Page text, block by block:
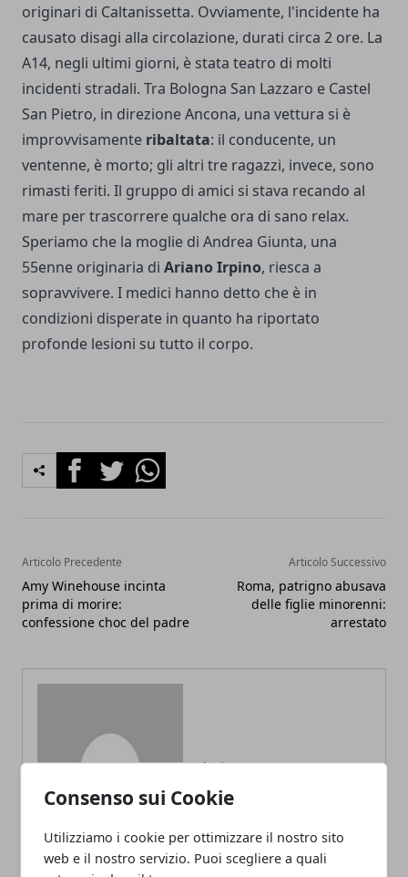
Consenso sui Cookie
Utilizziamo i cookie per ottimizzare il nostro sito
web e il nostro servizio. Puoi scegliere a quali
originari di Caltanissetta. Ovviamente, l'incidente ha
causato disagi alla circolazione, durati circa 2 ore. La
A14, negli ultimi giorni, è stata teatro di molti
incidenti stradali. Tra Bologna San Lazzaro e Castel
San Pietro, in direzione Ancona, una vettura si è
improvvisamente ribaltata: il conducente, un
ventenne, è morto; gli altri tre ragazzi, invece, sono
rimasti feriti. Il gruppo di amici si stava recando al
mare per trascorrere qualche ora di sano relax.
Speriamo che la moglie di Andrea Giunta, una
55enne originaria di Ariano Irpino, riesca a
sopravvivere. I medici hanno detto che è in
condizioni disperate in quanto ha riportato
profonde lesioni su tutto il corpo.
FacebookTwitterWhatsapp
Articolo Precedente
Amy Winehouse incinta
prima di morire:
confessione choc del padre
Articolo Successivo
Roma, patrigno abusava
delle figlie minorenni:
arrestato
Redazione